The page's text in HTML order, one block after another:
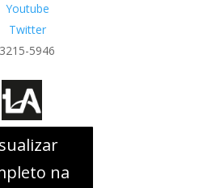
Youtube
Twitter
3215-5946
na